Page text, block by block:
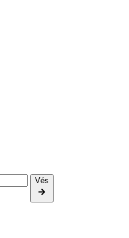
Vés